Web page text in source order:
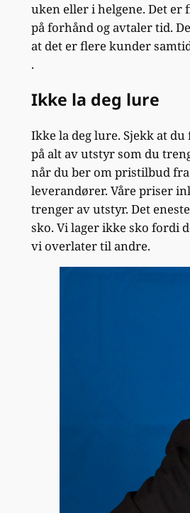
uken eller i helgene. Det
på forhånd og avtaler tid.
at det er flere kunder
.
Ikke la deg lure
Ikke la deg lure. Sjekk at
på alt av utstyr som du
når du ber om pristilbud
leverandører. Våre priser
trenger av utstyr. Det
sko. Vi lager ikke sko fordi
vi overlater til andre.